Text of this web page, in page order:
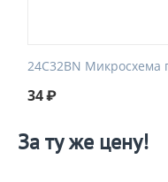
24C32BN Микросхема
34₽
За ту же цену!